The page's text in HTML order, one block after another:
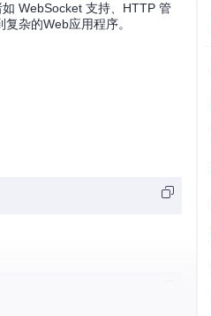
WebSocket 支持、HTTP 管
杂的Web应用程序。